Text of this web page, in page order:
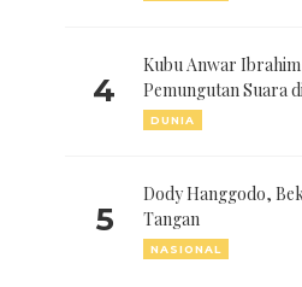
4
Kubu Anwar Ibrahim
Pemungutan Suara
DUNIA
5
Dody Hanggodo,
Tangan
NASIONAL